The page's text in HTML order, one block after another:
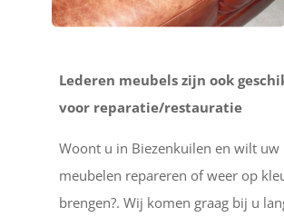
Lederen meubels zijn ook
voor reparatie/restauratie
Woont u in Biezenkuilen en wilt uw
meubelen repareren of weer op
brengen?. Wij komen graag bij u